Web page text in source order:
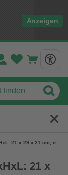
Anzeigen
21 x 29 x 21 cm, inkl.
21 x